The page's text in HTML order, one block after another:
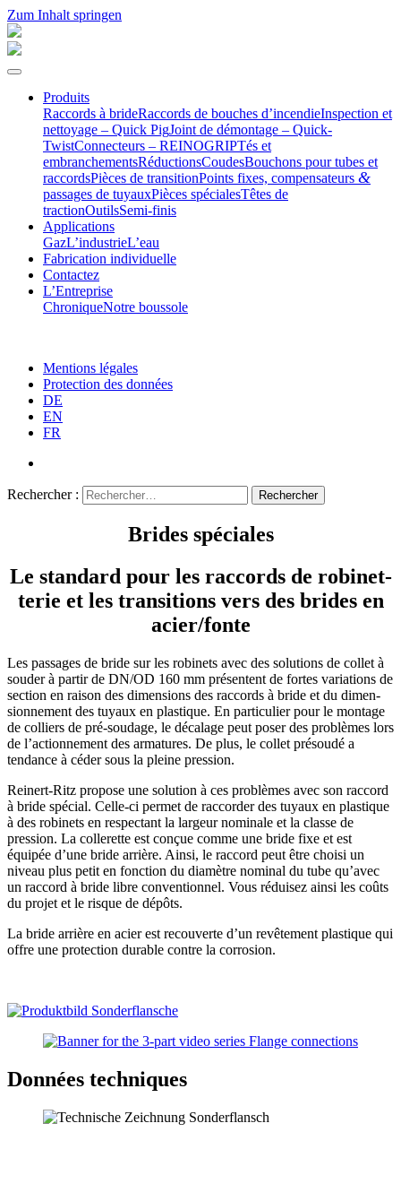
Zum Inhalt springen
Produits
Raccords à brideRaccords de bouches d’incendieInspection et
nettoyage – Quick PigJoint de démontage – Quick-
TwistConnec­teurs – REINOGRIPTés et
embranchementsRéduc­tionsCoudesBouchons pour tubes et
raccordsPièces de transitionPoints fixes, compen­sa­teurs &
passages de tuyauxPièces spécialesTêtes de
tractionOutilsSemi-finis
Appli­ca­tions
GazL’industrieL’eau
Fabri­cation individuelle
Contactez
L’Entre­prise
ChroniqueNotre boussole
Mentions légales
Protection des données
DE
EN
FR
Rechercher :
Brides spéciales
Le standard pour les raccords de robinet­
terie et les transi­tions vers des brides en
acier/fonte
Les passages de bride sur les robinets avec des solutions de collet à
souder à partir de DN/OD 160 mm présentent de fortes varia­tions de
section en raison des dimen­sions des raccords à bride et du dimen­
sion­nement des tuyaux en plastique. En parti­culier pour le montage
de colliers de pré-soudage, le décalage peut poser des problèmes lors
de l’action­nement des armatures. De plus, le collet présoudé a
tendance à céder sous la pleine pression.
Reinert-Ritz propose une solution à ces problèmes avec son raccord
à bride spécial. Celle-ci permet de raccorder des tuyaux en plastique
à des robinets en respectant la largeur nominale et la classe de
pression. La colle­rette est conçue comme une bride fixe et est
équipée d’une bride arrière. Ainsi, le raccord peut être choisi un
niveau plus petit en fonction du diamètre nominal du tube qu’avec
un raccord à bride libre conven­tionnel. Vous réduisez ainsi les coûts
du projet et le risque de dépôts.
La bride arrière en acier est recou­verte d’un revêtement plastique qui
offre une protection durable contre la corrosion.
Données techniques